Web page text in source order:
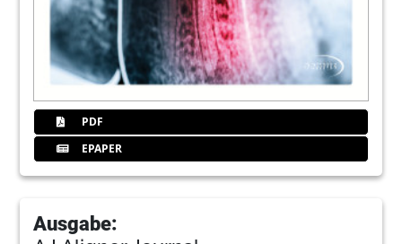
PDF
EPAPER
Ausgabe: